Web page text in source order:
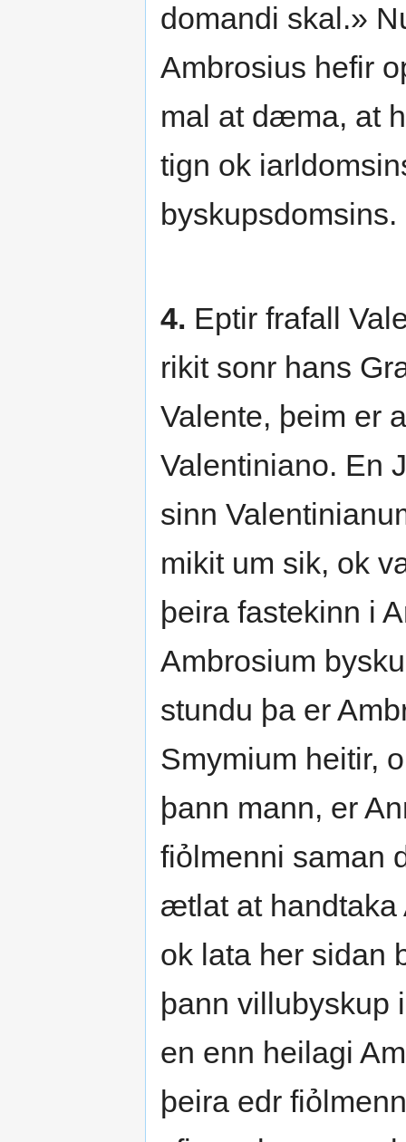
domandi skal.»
Ambrosius hefir
mal at dæma, at
tign ok
byskupsdomsins.
4. Eptir frafall
rikit sonr hans
Valente, þeim er
Valentiniano. En
sinn
mikit um sik, ok
þeira fastekinn i
Ambrosium
stundu þa er
Smymium heitir,
þann mann, er
fiỏlmenni saman
ætlat at handtaka
ok lata her sidan
þann villubyskup
en enn heilagi
þeira edr